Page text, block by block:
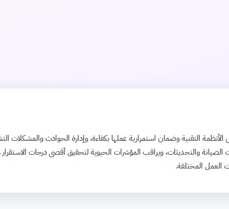
التقنية وضمان استمرارية عملها بكفاءة، وإدارة الحوادث والمشكلات
والتحديثات، ويراقب المؤشرات الحيوية لتحقيق أقصى درجات الاستقرار
العمل المختلفة.